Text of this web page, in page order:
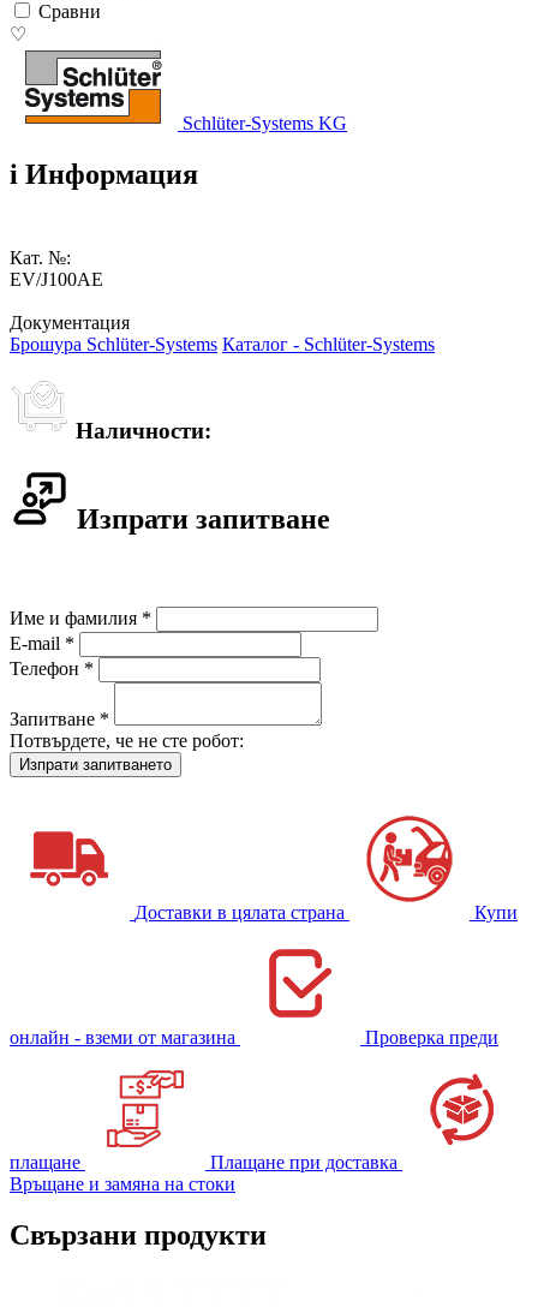
Сравни
♡
Schlüter-Systems KG
i Информация
Кат. №:
EV/J100AE
Документация
Брошура Schlüter-Systems Каталог - Schlüter-Systems
Наличности:
Изпрати запитване
Име и фамилия *
E-mail *
Телефон *
Запитване *
Потвърдете, че не сте робот:
Доставки в цялата страна Купи
онлайн - вземи от магазина Проверка преди
плащане
Плащане при доставка
Връщане и замяна на стоки
Свързани продукти